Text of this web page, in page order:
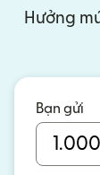
Hưởng
Bạn gửi